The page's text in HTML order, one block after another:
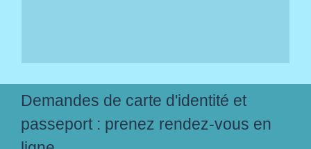
Demandes de carte d'identité et
passeport : prenez rendez-vous en